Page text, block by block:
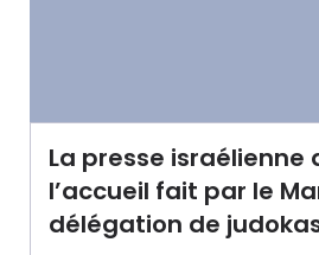
La presse israélienne
l’accueil fait par le
délégation de